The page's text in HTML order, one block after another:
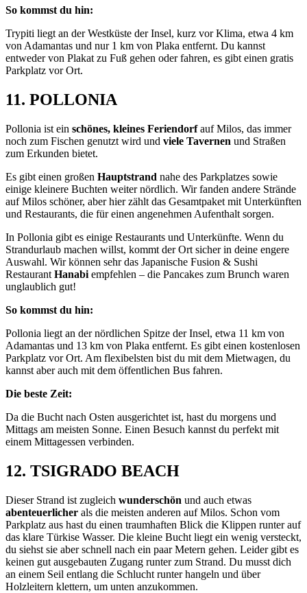
So kommst du hin:
Trypiti liegt an der Westküste der Insel, kurz vor Klima, etwa 4 km
von Adamantas und nur 1 km von Plaka entfernt. Du kannst
entweder von Plakat zu Fuß gehen oder fahren, es gibt einen gratis
Parkplatz vor Ort.
11. POLLONIA
Pollonia ist ein schönes, kleines Feriendorfauf Milos, das immer
noch zum Fischen genutzt wird und viele Tavernen und Straßen
zum Erkunden bietet.
Es gibt einen großen Hauptstrand nahe des Parkplatzes sowie
einige kleinere Buchten weiter nördlich. Wir fanden andere Strände
auf Milos schöner, aber hier zählt das Gesamtpaket mit Unterkünften
und Restaurants, die für einen angenehmen Aufenthalt sorgen.
In Pollonia gibt es einige Restaurants und Unterkünfte. Wenn du
Strandurlaub machen willst, kommt der Ort sicher in deine engere
Auswahl. Wir können sehr das Japanische Fusion & Sushi
Restaurant Hanabi empfehlen – die Pancakes zum Brunch waren
unglaublich gut!
So kommst du hin:
Pollonia liegt an der nördlichen Spitze der Insel, etwa 11 km von
Adamantas und 13 km von Plaka entfernt. Es gibt einen kostenlosen
Parkplatz vor Ort. Am flexibelsten bist du mit dem Mietwagen, du
kannst aber auch mit dem öffentlichen Bus fahren.
Die beste Zeit:
Da die Bucht nach Osten ausgerichtet ist, hast du morgens und
Mittags am meisten Sonne. Einen Besuch kannst du perfekt mit
einem Mittagessen verbinden.
12. TSIGRADO BEACH
Dieser Strand ist zugleich wunderschön und auch etwas
abenteuerlicher als die meisten anderen auf Milos. Schon vom
Parkplatz aus hast du einen traumhaften Blick die Klippen runter auf
das klare Türkise Wasser. Die kleine Bucht liegt ein wenig versteckt,
du siehst sie aber schnell nach ein paar Metern gehen. Leider gibt es
keinen gut ausgebauten Zugang runter zum Strand. Du musst dich
an einem Seil entlang die Schlucht runter hangeln und über
Holzleitern klettern, um unten anzukommen.